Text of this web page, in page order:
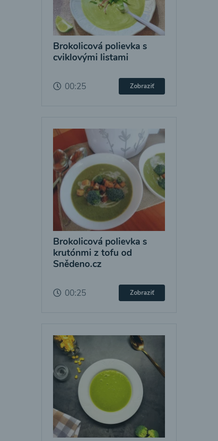
Brokolicová polievka s
cviklovými listami
00:25 Zobraziť
Brokolicová polievka s
krutónmi z tofu od
Snědeno.cz
00:25 Zobraziť